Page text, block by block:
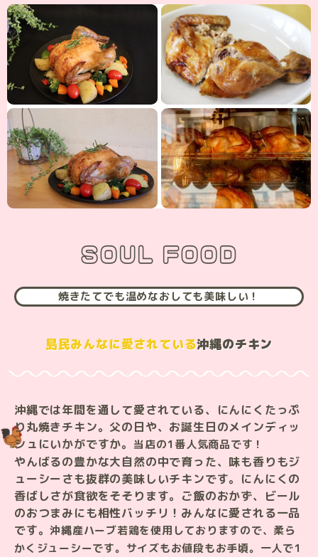
SOUL FOOD
焼きたてでも温めなおしても美味しい！
島民みんなに愛されている沖縄のチキン
沖縄では年間を通して愛されている、にんにくたっぷ
り丸焼きチキン。父の日や、お誕生日のメインディッ
シュにいかがですか。 当店の1番人気商品です！
やんばるの豊かな大自然の中で育った、味も香りもジ
ューシーさも抜群の美味しいチキンです。にんにくの
香ばしさが食欲をそそります。ご飯のおかず、ビール
のおつまみにも相性バッチリ！みんなに愛される一品
です。沖縄産ハーブ若鶏を使用しておりますので、柔ら
かくジューシーです。サイズもお値段もお手頃。一人で1